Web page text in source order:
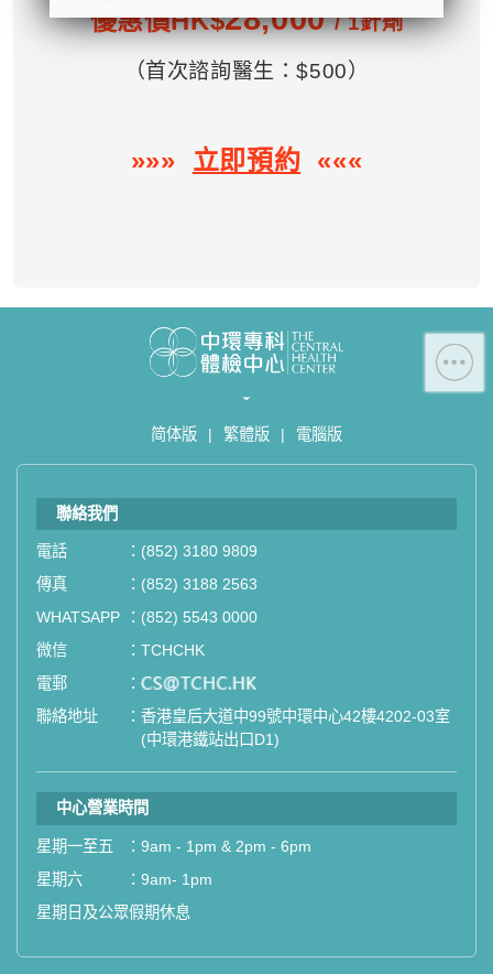
優惠價HK$28,000/ 1針劑
（首次諮詢醫生：$500）
»»» 立即預約 «««
简体版 | 繁體版 | 電腦版
聯絡我們
電話 ： (852) 3180 9809
傳真
： (852) 3188 2563
WHATSAPP
： (852) 5543 0000
微信
： TCHCHK
電郵
： email
聯絡地址
： 香港皇后大道中99號中環中心42樓4202-03室
(中環港鐵站出口D1)
中心營業時間
星期一至五 ： 9am - 1pm & 2pm - 6pm
星期六
： 9am- 1pm
星期日及公眾假期休息
心42樓4203室（中環港鐵站出口
cs@tchc.hk
解，請隨時與我們聯繫。謝謝您的支
祝您健康愉快！